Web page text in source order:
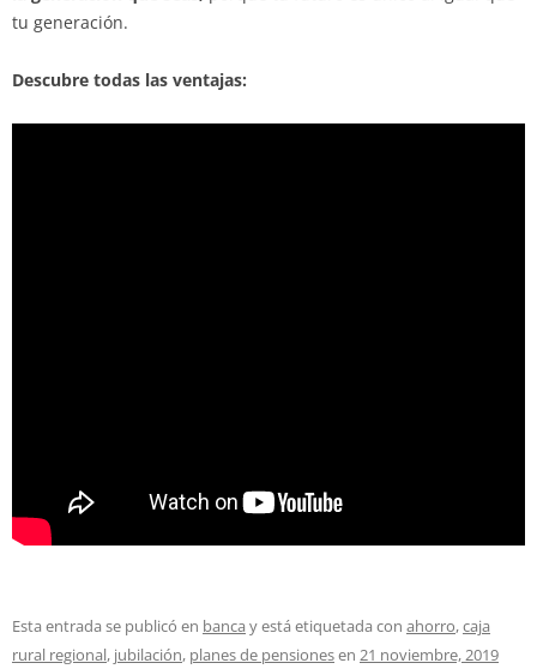
tu generación.
Descubre todas las ventajas:
Esta entrada se publicó en banca y está etiquetada con ahorro,caja
rural regional, jubilación, planes de pensionesen 21 noviembre, 2019